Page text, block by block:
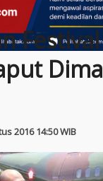
2016 14:50 WIB